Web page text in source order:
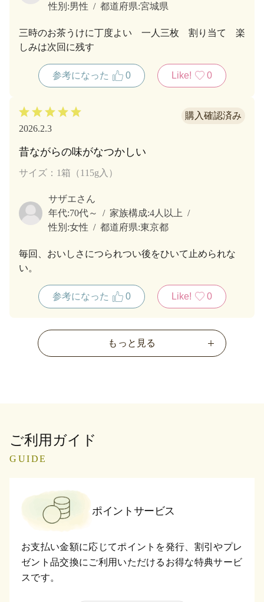
性別:男性 都道府県:宮城県
三時のお茶うけに丁度よい 一人三枚 割り当て 楽
しみは次回に残す
参考になった 0 Like! 0
2026.2.3
昔ながらの味がなつかしい
サイズ：1箱（115g入）
サザエさん
年代:70代～ 家族構成:4人以上
性別:女性 都道府県:東京都
毎回、おいしさにつられつい後をひいて止められな
い。
参考になった 0 Like! 0
もっと見る
ご利用ガイド
GUIDE
ポイントサービス
お支払い金額に応じてポイントを発行、割引やプレ
ゼント品交換にご利用いただけるお得な特典サービ
スです。